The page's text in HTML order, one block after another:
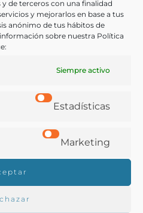
de terceros con una finalidad
y mejorarlos en base a tus
anónimo de tus hábitos de
sobre nuestra Política
Siempre activo
Estadísticas
Marketing
para “La Monarquía”.